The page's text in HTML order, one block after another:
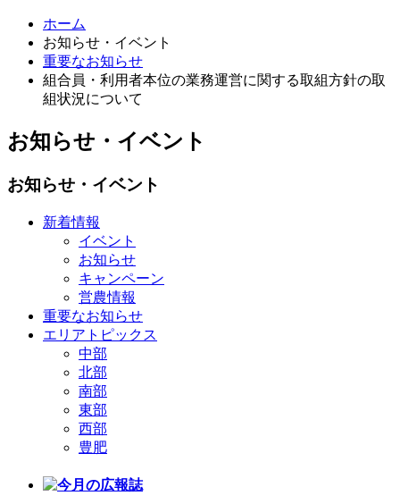
ホーム
お知らせ・イベント
重要なお知らせ
組合員・利用者本位の業務運営に関する取組方針の取
組状況について
お知らせ・イベント
お知らせ・イベント
新着情報
イベント
お知らせ
キャンペーン
営農情報
重要なお知らせ
エリアトピックス
中部
北部
南部
東部
西部
豊肥